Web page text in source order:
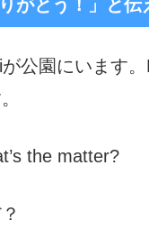
がとう！」と伝
公園にいます
the matter?